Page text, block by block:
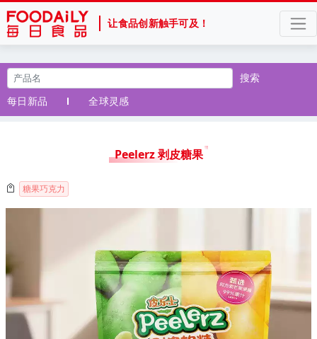
让食品创新触手可及！
搜索
每日新品
全球灵感
Peelerz 剥皮糖果
糖果巧克力